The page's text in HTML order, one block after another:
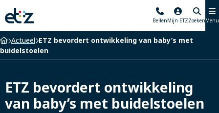
Elisabeth-
TweeSteden
Ziekenhuis
BellenMijn ETZZoekenMenu
Home
Actueel ETZ bevordert ontwikkeling van baby’s met
buidelstoelen
ETZ bevordert ontwikkeling
van baby’s met buidelstoelen